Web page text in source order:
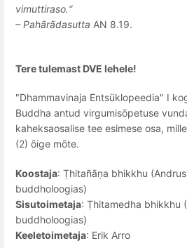
vimuttiraso.“
– Pahārādasutta AN 8.19.
Tere tulemast DVE lehele!
"Dhammavinaja Entsüklopeedia" I
Buddha antud virgumisõpetuse
kaheksaosalise tee esimese osa,
(2) õige mõte.
Koostaja: Ṭhitañāṇa bhikkhu
buddholoogias)
Sisutoimetaja: Ṭhitamedha bhikkhu
buddholoogias)
Keeletoimetaja: Erik Arro